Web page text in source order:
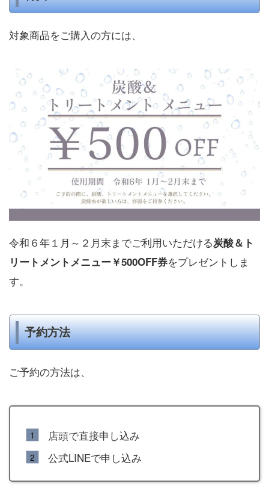
対象商品をご購入の方には、
令和６年１月～２月末までご利用いただける炭酸＆ト
リートメントメニュー￥500OFF券をプレゼントしま
す。
予約方法
ご予約の方法は、
店頭で直接申し込み
公式LINEで申し込み